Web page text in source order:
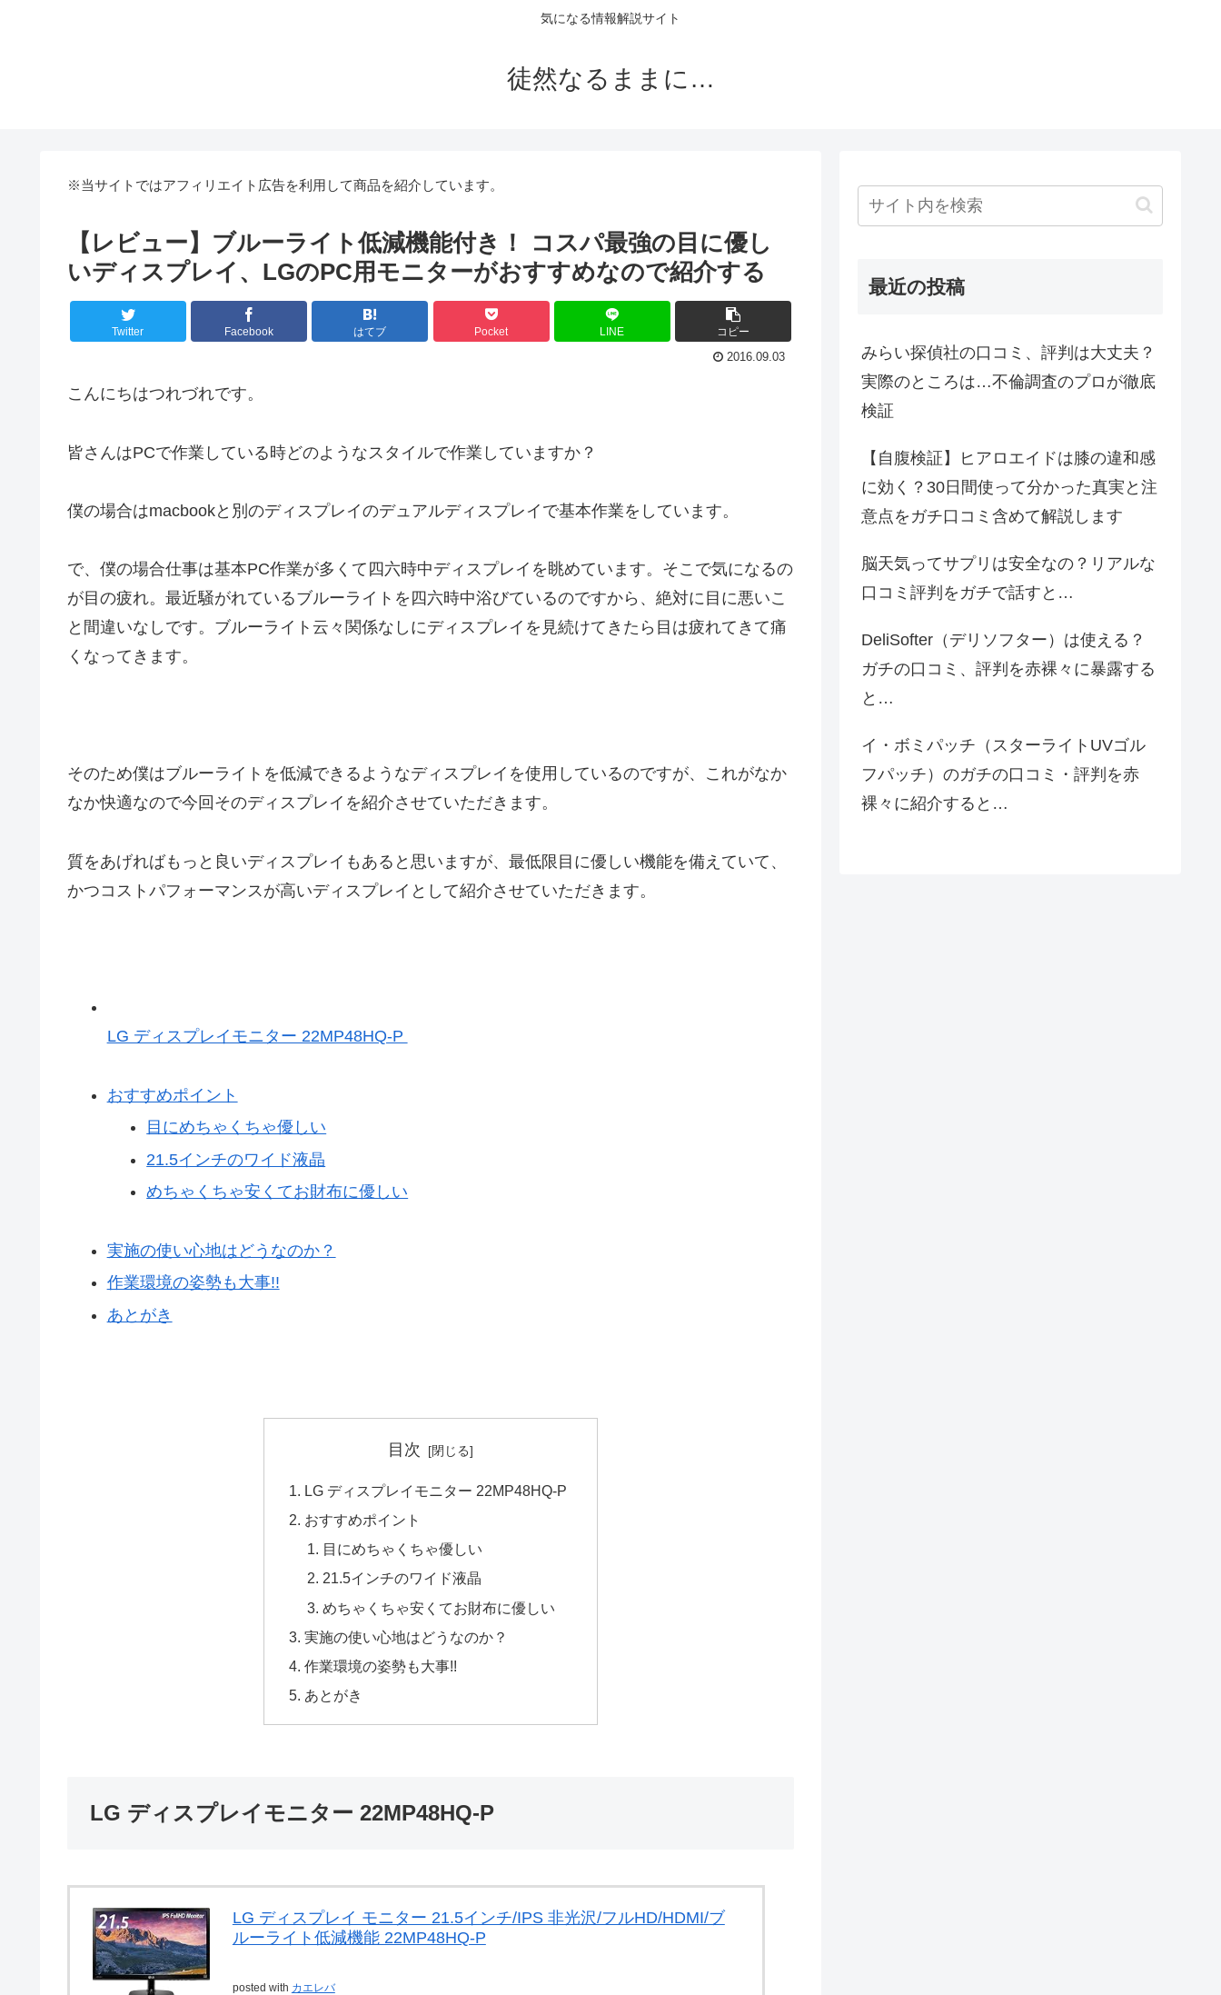
気になる情報解説サイト
徒然なるままに…
※当サイトではアフィリエイト広告を利用して商品を紹介しています。
【レビュー】ブルーライト低減機能付き！ コスパ最強の目に優し
いディスプレイ、LGのPC用モニターがおすすめなので紹介する
Twitter Facebook はてブ Pocket LINE コピー
2016.09.03
こんにちはつれづれです。
皆さんはPCで作業している時どのようなスタイルで作業していますか？
僕の場合はmacbookと別のディスプレイのデュアルディスプレイで基本作業をしています。
で、僕の場合仕事は基本PC作業が多くて四六時中ディスプレイを眺めています。そこで気になるの
が目の疲れ。最近騒がれているブルーライトを四六時中浴びているのですから、絶対に目に悪いこ
と間違いなしです。ブルーライト云々関係なしにディスプレイを見続けてきたら目は疲れてきて痛
くなってきます。
そのため僕はブルーライトを低減できるようなディスプレイを使用しているのですが、これがなか
なか快適なので今回そのディスプレイを紹介させていただきます。
質をあげればもっと良いディスプレイもあると思いますが、最低限目に優しい機能を備えていて、
かつコストパフォーマンスが高いディスプレイとして紹介させていただきます。
LG ディスプレイモニター 22MP48HQ-P
おすすめポイント
目にめちゃくちゃ優しい
21.5インチのワイド液晶
めちゃくちゃ安くてお財布に優しい
実施の使い心地はどうなのか？
作業環境の姿勢も大事!!
あとがき
目次
LG ディスプレイモニター 22MP48HQ-P
おすすめポイント
目にめちゃくちゃ優しい
21.5インチのワイド液晶
めちゃくちゃ安くてお財布に優しい
実施の使い心地はどうなのか？
作業環境の姿勢も大事!!
あとがき
LG ディスプレイモニター 22MP48HQ-P
LG ディスプレイ モニター 21.5インチ/IPS 非光沢/フルHD/HDMI/ブ
ルーライト低減機能 22MP48HQ-P
posted with カエレバ
最近の投稿
みらい探偵社の口コミ、評判は大丈夫？
実際のところは…不倫調査のプロが徹底
検証
【自腹検証】ヒアロエイドは膝の違和感
に効く？30日間使って分かった真実と注
意点をガチ口コミ含めて解説します
脳天気ってサプリは安全なの？リアルな
口コミ評判をガチで話すと…
DeliSofter（デリソフター）は使える？
ガチの口コミ、評判を赤裸々に暴露する
と…
イ・ボミパッチ（スターライトUVゴル
フパッチ）のガチの口コミ・評判を赤
裸々に紹介すると…